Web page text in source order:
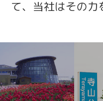
て、当社はその力